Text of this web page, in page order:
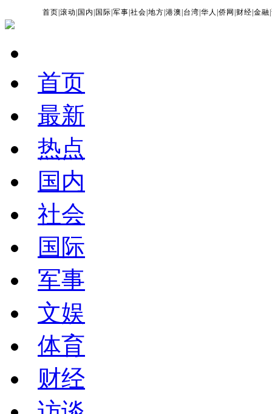
首页 |滚动 国内 国际 |军事 |社会 |地方 |港澳 台湾 |华人 |侨网 财经 |金融 |
首页
最新
热点
国内
社会
国际
军事
文娱
体育
财经